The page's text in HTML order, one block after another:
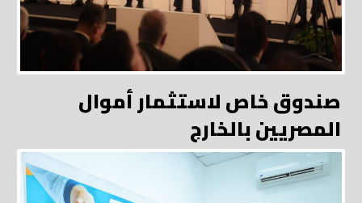
صندوق خاص لاستثمار أموال
المصريين بالخارج